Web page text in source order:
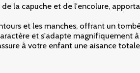
la capuche et de l'encolure,
et les manches, offrant un
et s'adapte magnifiquement
à votre enfant une aisance